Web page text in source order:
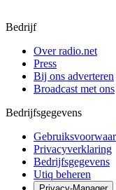
Bedrijf
Over radio.net
Press
Bij ons adverteren
Broadcast met ons
Bedrijfsgegevens
Privacyverklaring
Bedrijfsgegevens
Utiq beheren